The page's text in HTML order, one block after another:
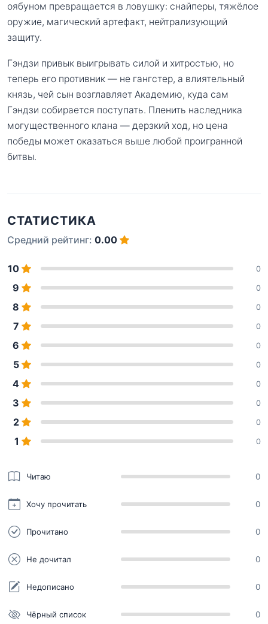
оябуном превращается в ловушку: снайперы, тяжёлое
оружие, магический артефакт, нейтрализующий
защиту.
Гэндзи привык выигрывать силой и хитростью, но
теперь его противник — не гангстер, а влиятельный
князь, чей сын возглавляет Академию, куда сам
Гэндзи собирается поступать. Пленить наследника
могущественного клана — дерзкий ход, но цена
победы может оказаться выше любой проигранной
битвы.
СТАТИСТИКА
Средний рейтинг: 0.00
10 0
9 0
8 0
7 0
6 0
5 0
4 0
3 0
2 0
1 0
Читаю 0
Хочу прочитать 0
Прочитано 0
Не дочитал 0
Недописано 0
Чёрный список 0